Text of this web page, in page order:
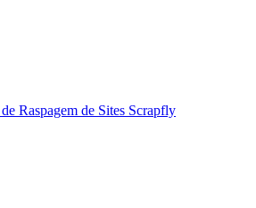
Raspagem de Sites Scrapfly